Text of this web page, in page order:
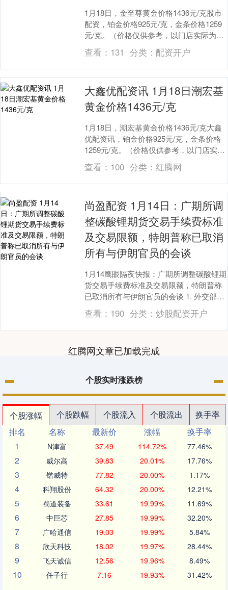
1月18日，金至尊黄金价格1436元/克股市
配资，铂金价格925元/克，金条价格1259
元/克。（价格仅供参考，以门店实际为
准）同日上海黄金交易所现货黄金AU9....
查看： 131 分类： 配资开户
大鑫优配资讯 1月18日潮宏基
黄金价格1436元/克
1月18日，潮宏基黄金价格1436元/克大鑫
优配资讯，铂金价格925元/克，金条价格
1259元/克。（价格仅供参考，以门店实际
为准）同日上海黄金交易所现货黄金A....
查看： 100 分类： 红腾网
尚盈配资 1月14日：广期所调
整碳酸锂期货交易手续费标准
及交易限额，特朗普称已取消
所有与伊朗官员的会谈
1月14鹰眼隔夜快报：广期所调整碳酸锂期
货交易手续费标准及交易限额，特朗普称
已取消所有与伊朗官员的会谈 1. 外交部回
应美国对与伊朗有商业往来的国家加征
25%关....
查看： 190 分类： 炒股配资开户
红腾网文章已加载完成
个股实时涨跌榜
个股涨幅 个股跌幅 个股流入 个股流出
换手率
排名
名称 最新价 涨幅
换手率
1
N津富 37.49 114.72% 77.46%
2 威尔高 39.83 20.01% 17.76%
3 锴威特 77.82 20.00% 1.17%
4 科翔股份 64.32 20.00% 12.21%
5 蜀道装备 33.61 19.99% 11.69%
6 中巨芯 27.85 19.99% 32.20%
7 广哈通信 19.03 19.99% 5.84%
8 欣天科技 18.02 19.97% 28.44%
9 飞天诚信 12.56 19.96% 8.49%
10 任子行 7.16 19.93% 31.42%